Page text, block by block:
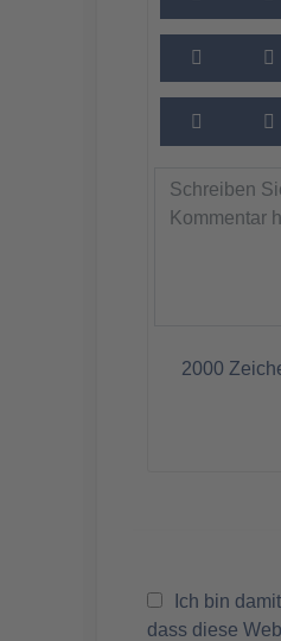
2000
Ich bin
dass diese